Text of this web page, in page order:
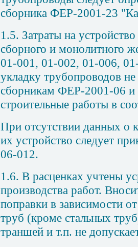
сборника ФЕР-2001-23
1.5. Затраты на
сборного и монолитного
01-001, 01-002, 01-006,
укладку трубопроводов
сборникам ФЕР-2001-06
строительные работы в
При отсутствии данных о
их устройство следует
06-012.
1.6. В расценках учтены
производства работ.
поправки в зависимости
труб (кроме стальных
траншей и т.п. не